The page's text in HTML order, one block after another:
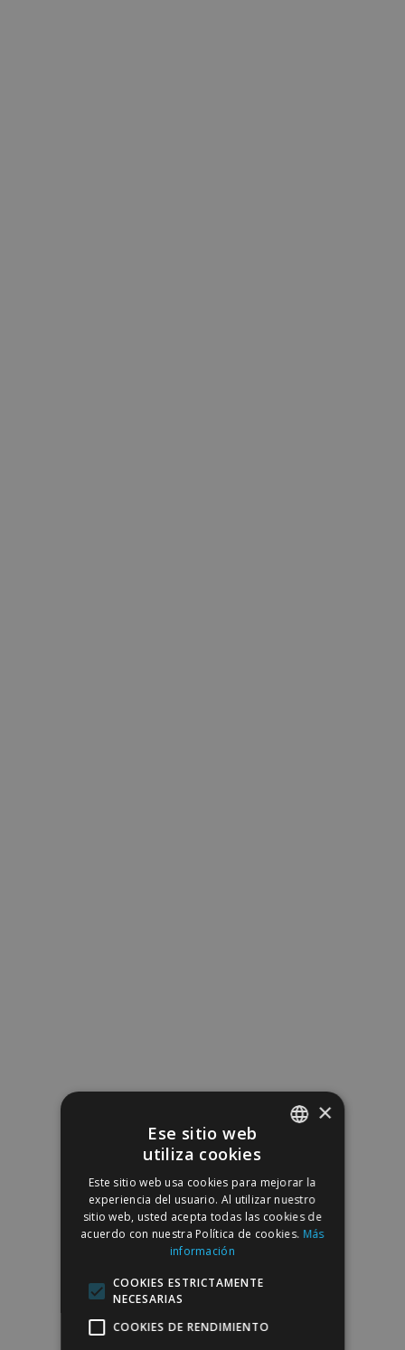
ENGLISH
×
Ese sitio web
utiliza cookies
Este sitio web usa cookies para mejorar la
experiencia del usuario. Al utilizar nuestro
sitio web, usted acepta todas las cookies de
acuerdo con nuestra Política de cookies. Más
información
COOKIES ESTRICTAMENTE
NECESARIAS
COOKIES DE RENDIMIENTO